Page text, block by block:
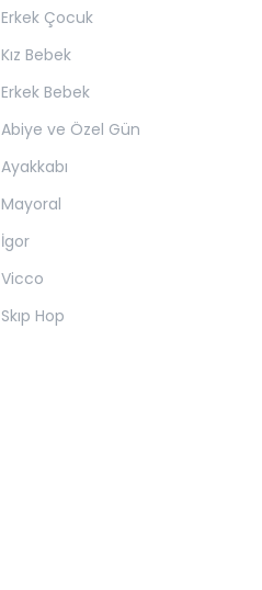
Erkek Çocuk
Kız Bebek
Erkek Bebek
Abiye ve Özel Gün
Ayakkabı
Mayoral
İgor
Vicco
Skıp Hop